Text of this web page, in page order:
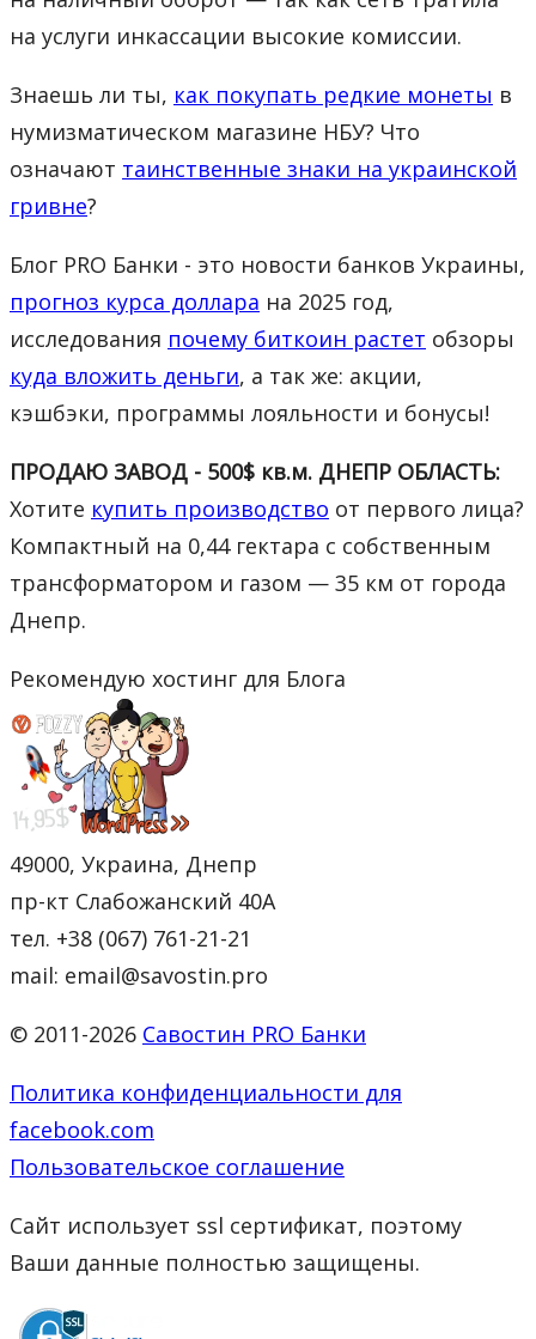
на услуги инкассации высокие комиссии.
Знаешь ли ты, как покупать редкие монеты в
нумизматическом магазине НБУ? Что
означают таинственные знаки на украинской
гривне?
Блог PRO Банки - это новости банков Украины,
прогноз курса доллара на 2025 год,
исследования почему биткоин растет обзоры
куда вложить деньги, а так же: акции,
кэшбэки, программы лояльности и бонусы!
ПРОДАЮ ЗАВОД - 500$ кв.м. ДНЕПР ОБЛАСТЬ:
Хотите купить производство от первого лица?
Компактный на 0,44 гектара с собственным
трансформатором и газом — 35 км от города
Днепр.
Рекомендую хостинг для Блога
49000, Украина, Днепр
пр-кт Слабожанский 40А
тел. +38 (067) 761-21-21
mail: email@savostin.pro
© 2011-2026 Савостин PRO Банки
Политика конфиденциальности для
facebook.com
Пользовательское соглашение
Сайт использует ssl сертификат, поэтому
Ваши данные полностью защищены.